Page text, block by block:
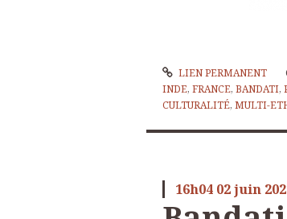
LIEN PERMANENT
INDE, FRANCE, BANDATI,
CULTURALITÉ, MULTI-
16h04 02juin